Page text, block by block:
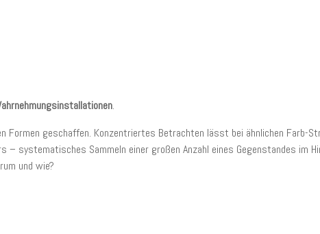
.
Formen geschaffen. Konzentriertes Betrachten lässt bei ähnlichen Farb-
– systematisches Sammeln einer großen Anzahl eines Gegenstandes im
und wie?